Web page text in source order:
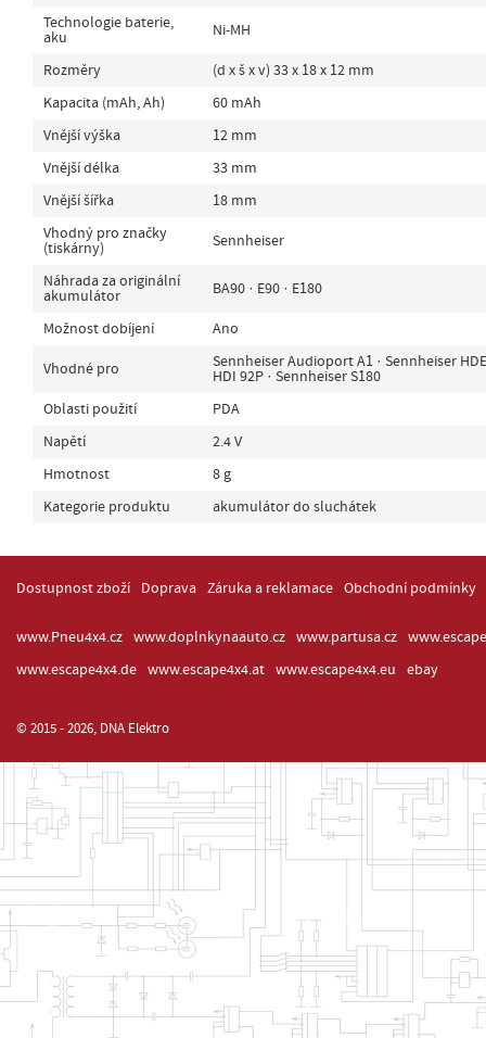
Technologie baterie,
aku
Ni-MH
Rozměry
(d x š x v) 33 x 18 x 12 mm
Kapacita (mAh, Ah)
60 mAh
Vnější výška
12 mm
Vnější délka
33 mm
Vnější šířka
18 mm
Vhodný pro značky
(tiskárny)
Sennheiser
Náhrada za originální
akumulátor
BA90 · E90 · E180
Možnost dobíjení Ano
Vhodné pro
Sennheiser Audioport A1 · Sennheiser
HDI 92P · Sennheiser S180
Oblasti použití
PDA
Napětí
2.4 V
Hmotnost
8 g
Kategorie produktu
akumulátor do sluchátek
Dostupnost zboží Doprava Záruka a reklamace Obchodní podmínky
www.Pneu4x4.cz www.doplnkynaauto.cz www.partusa.cz
www.escape4x4.de
www.escape4x4.at www.escape4x4.eu ebay
© 2015 - 2026, DNA Elektro